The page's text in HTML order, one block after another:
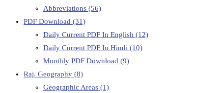
Abbreviations (56)
PDF Download (31)
Daily Current PDF In English (12)
Daily Current PDF In Hindi (10)
Monthly PDF Download (9)
Raj. Geography (8)
Geographic Areas (1)